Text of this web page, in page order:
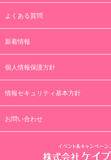
よくある質問
新着情報
個人情報保護方針
情報セキュリティ基本方針
お問い合わせ